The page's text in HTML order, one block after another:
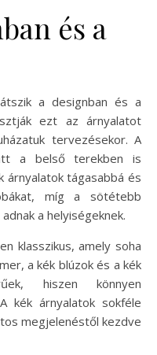
és a
a designban és a
ezt az árnyalatot
tervezésekor. A
a belső terekben is
árnyalatok tágasabbá és
míg a sötétebb
a helyiségeknek.
klasszikus, amely soha
a kék blúzok és a kék
hiszen könnyen
kék árnyalatok sokféle
megjelenéstől kezdve